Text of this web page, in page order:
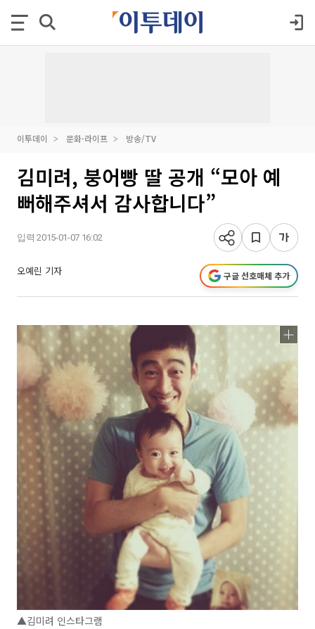
이투데이 문화·라이프 방송/TV
김미려, 붕어빵 딸 공개 “모아 예
뻐해주셔서 감사합니다”
입력 2015-01-07 16:02
오예린 기자 구글 선호매체 추가
▲김미려 인스타그램